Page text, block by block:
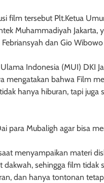
film tersebut Plt.Ketua
Muhammadiyah
dan Gio
Indonesia (MUI) DKI
mengatakan bahwa Film
hanya hiburan, tapi juga
para Mubaligh agar bisa
menyampaikan materi
dakwah, sehingga film
dan hanya tontonan